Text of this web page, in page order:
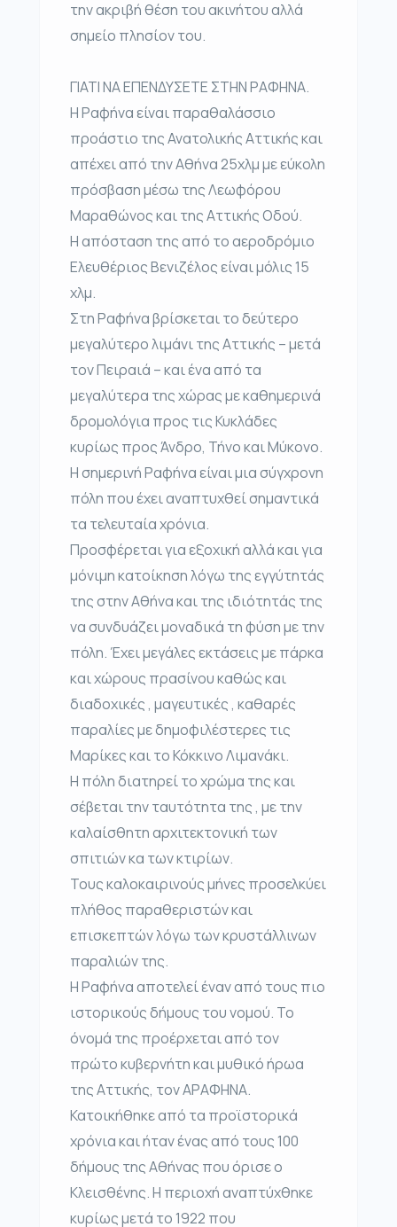
την ακριβή θέση του ακινήτου αλλά
σημείο πλησίον του.
ΓΙΑΤΙ ΝΑ ΕΠΕΝΔΥΣΕΤΕ ΣΤΗΝ ΡΑΦΗΝΑ.
Η Ραφήνα είναι παραθαλάσσιο
προάστιο της Ανατολικής Αττικής και
απέχει από την Αθήνα 25χλμ με εύκολη
πρόσβαση μέσω της Λεωφόρου
Μαραθώνος και της Αττικής Οδού.
Η απόσταση της από το αεροδρόμιο
Ελευθέριος Βενιζέλος είναι μόλις 15
χλμ.
Στη Ραφήνα βρίσκεται το δεύτερο
μεγαλύτερο λιμάνι της Αττικής – μετά
τον Πειραιά – και ένα από τα
μεγαλύτερα της χώρας με καθημερινά
δρομολόγια προς τις Κυκλάδες
κυρίως προς Άνδρο, Τήνο και Μύκονο.
Η σημερινή Ραφήνα είναι μια σύγχρονη
πόλη που έχει αναπτυχθεί σημαντικά
τα τελευταία χρόνια.
Προσφέρεται για εξοχική αλλά και για
μόνιμη κατοίκηση λόγω της εγγύτητάς
της στην Αθήνα και της ιδιότητάς της
να συνδυάζει μοναδικά τη φύση με την
πόλη. Έχει μεγάλες εκτάσεις με πάρκα
και χώρους πρασίνου καθώς και
διαδοχικές , μαγευτικές , καθαρές
παραλίες με δημοφιλέστερες τις
Μαρίκες και το Κόκκινο Λιμανάκι.
Η πόλη διατηρεί το χρώμα της και
σέβεται την ταυτότητα της , με την
καλαίσθητη αρχιτεκτονική των
σπιτιών κα των κτιρίων.
Τους καλοκαιρινούς μήνες προσελκύει
πλήθος παραθεριστών και
επισκεπτών λόγω των κρυστάλλινων
παραλιών της.
Η Ραφήνα αποτελεί έναν από τους πιο
ιστορικούς δήμους του νομού. Το
όνομά της προέρχεται από τον
πρώτο κυβερνήτη και μυθικό ήρωα
της Αττικής, τον ΑΡΑΦΗΝΑ.
Κατοικήθηκε από τα προϊστορικά
χρόνια και ήταν ένας από τους 100
δήμους της Αθήνας που όρισε ο
Κλεισθένης. Η περιοχή αναπτύχθηκε
κυρίως μετά το 1922 που